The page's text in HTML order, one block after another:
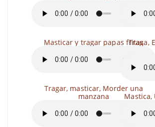
Masticar y tragar papas fritas
Tragar, masticar, Morder una
manzana
Traga,
Mastica,